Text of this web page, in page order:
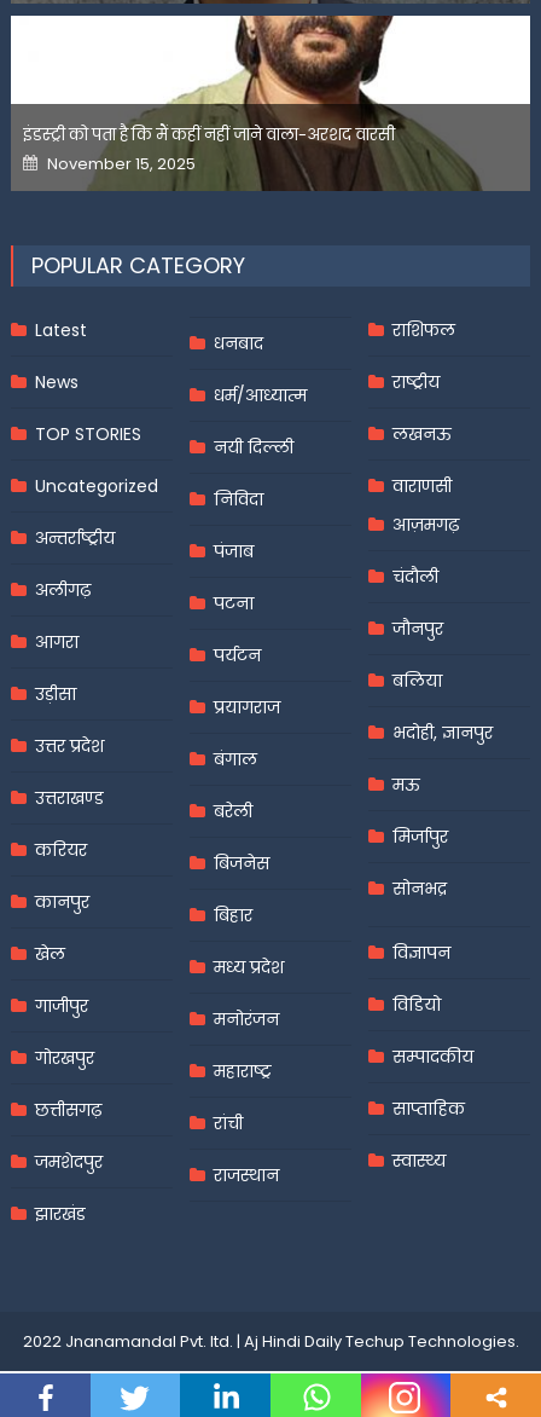
इंडस्ट्री को पता है कि मैं कहीं नहीं जाने वाला-अरशद वारसी
Posted
on
November 15, 2025
POPULAR CATEGORY
Latest
News
TOP STORIES
Uncategorized
अन्तर्राष्ट्रीय
अलीगढ़
आगरा
उड़ीसा
उत्तर प्रदेश
उत्तराखण्ड
करियर
कानपुर
खेल
गाजीपुर
गोरखपुर
छत्तीसगढ़
जमशेदपुर
झारखंड
धनबाद
धर्म/आध्यात्म
नयी दिल्ली
निविदा
पंजाब
पटना
पर्यटन
प्रयागराज
बंगाल
बरेली
बिजनेस
बिहार
मध्य प्रदेश
मनोरंजन
महाराष्ट्र
रांची
राजस्थान
राशिफल
राष्ट्रीय
लखनऊ
वाराणसी
आज़मगढ़
चंदौली
जौनपुर
बलिया
भदोही, ज्ञानपुर
मऊ
मिर्जापुर
सोनभद्र
विज्ञापन
विडियो
सम्पादकीय
साप्ताहिक
स्वास्थ्य
2022 Jnanamandal Pvt. ltd. | Aj Hindi DailyTechup Technologies.